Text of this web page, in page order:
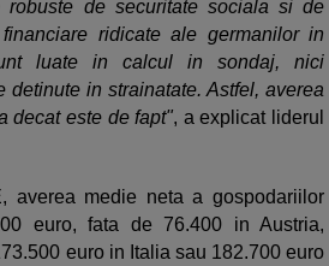
robuste de securitate sociala si de
ridicate ale germanilor in
luate in calcul in sondaj, nici
detinute in strainatate. Astfel, averea
decat este de fapt", a explicat liderul
averea medie neta a gospodariilor
euro, fata de 76.400 in Austria,
euro in Italia sau 182.700 euro